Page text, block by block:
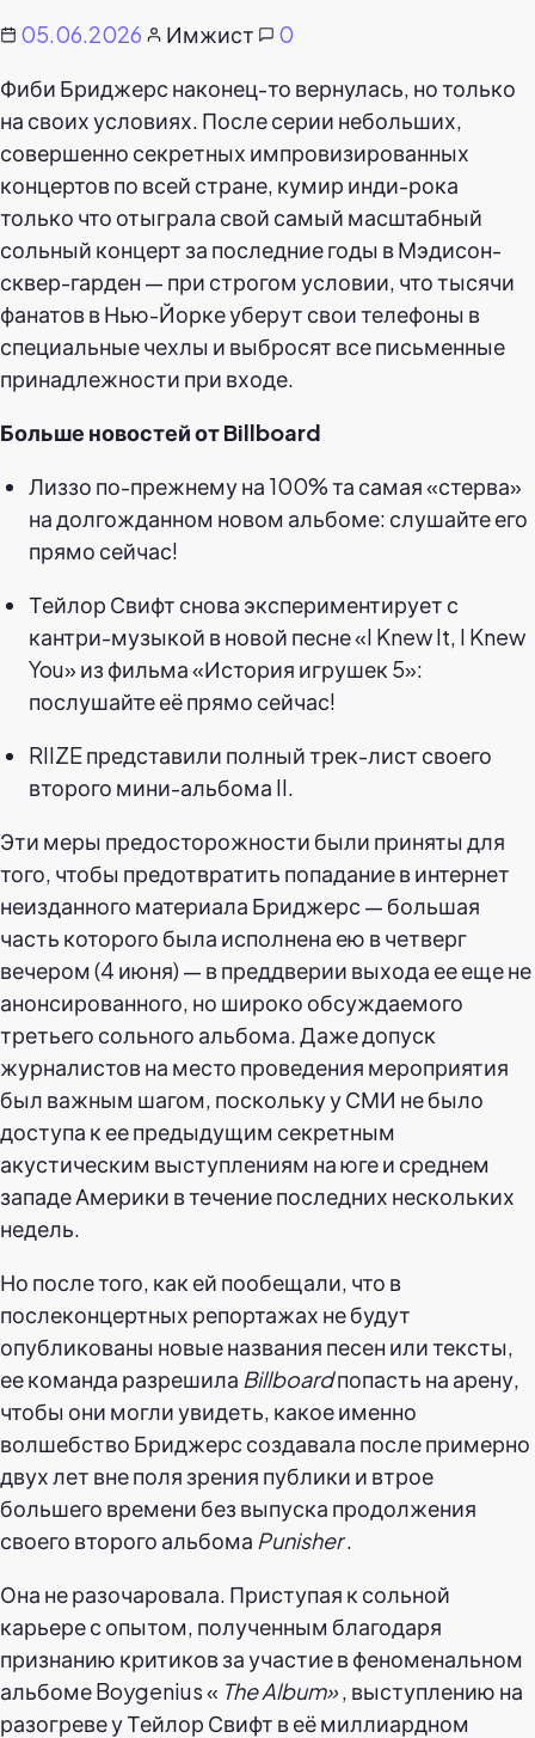
05.06.2026 Имжист
0
Фиби Бриджерс наконец-то вернулась, но только
на своих условиях. После серии небольших,
совершенно секретных импровизированных
концертов по всей стране, кумир инди-рока
только что отыграла свой самый масштабный
сольный концерт за последние годы в Мэдисон-
сквер-гарден — при строгом условии, что тысячи
фанатов в Нью-Йорке уберут свои телефоны в
специальные чехлы и выбросят все письменные
принадлежности при входе.
Больше новостей от Billboard
Лиззо по-прежнему на 100% та самая «стерва»
на долгожданном новом альбоме: слушайте его
прямо сейчас!
Тейлор Свифт снова экспериментирует с
кантри-музыкой в новой песне «I Knew It, I Knew
You» из фильма «История игрушек 5»:
послушайте её прямо сейчас!
RIIZE представили полный трек-лист своего
второго мини-альбома II.
Эти меры предосторожности были приняты для
того, чтобы предотвратить попадание в интернет
неизданного материала Бриджерс — большая
часть которого была исполнена ею в четверг
вечером (4 июня) — в преддверии выхода ее еще не
анонсированного, но широко обсуждаемого
третьего сольного альбома. Даже допуск
журналистов на место проведения мероприятия
был важным шагом, поскольку у СМИ не было
доступа к ее предыдущим секретным
акустическим выступлениям на юге и среднем
западе Америки в течение последних нескольких
недель.
Но после того, как ей пообещали, что в
послеконцертных репортажах не будут
опубликованы новые названия песен или тексты,
ее команда разрешила Billboardпопасть на арену,
чтобы они могли увидеть, какое именно
волшебство Бриджерс создавала после примерно
двух лет вне поля зрения публики и втрое
большего времени без выпуска продолжения
своего второго альбома Punisher.
Она не разочаровала. Приступая к сольной
карьере с опытом, полученным благодаря
признанию критиков за участие в феноменальном
альбоме Boygenius « The Album», выступлению на
разогреве у Тейлор Свифт в её миллиардном